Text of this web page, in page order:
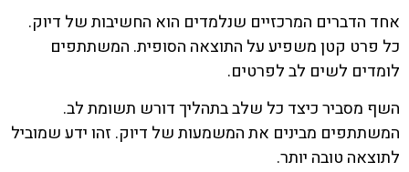
אחד הדברים המרכזיים שנלמדים הוא החשיבות של דיוק.
כל פרט קטן משפיע על התוצאה הסופית. המשתתפים
לומדים לשים לב לפרטים.
השף מסביר כיצד כל שלב בתהליך דורש תשומת לב.
המשתתפים מבינים את המשמעות של דיוק. זהו ידע שמוביל
לתוצאה טובה יותר.